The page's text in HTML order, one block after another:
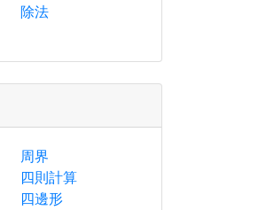
除法
周界
四則計算
四邊形